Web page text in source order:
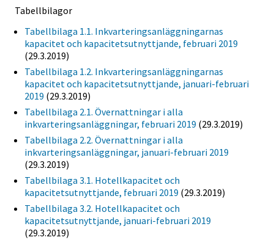
Tabellbilagor
Tabellbilaga 1.1. Inkvarteringsanläggningarnas
kapacitet och kapacitetsutnyttjande, februari 2019
(29.3.2019)
Tabellbilaga 1.2. Inkvarteringsanläggningarnas
kapacitet och kapacitetsutnyttjande, januari-februari
2019 (29.3.2019)
Tabellbilaga 2.1. Övernattningar i alla
inkvarteringsanläggningar, februari 2019 (29.3.2019)
Tabellbilaga 2.2. Övernattningar i alla
inkvarteringsanläggningar, januari-februari 2019
(29.3.2019)
Tabellbilaga 3.1. Hotellkapacitet och
kapacitetsutnyttjande, februari 2019 (29.3.2019)
Tabellbilaga 3.2. Hotellkapacitet och
kapacitetsutnyttjande, januari-februari 2019
(29.3.2019)